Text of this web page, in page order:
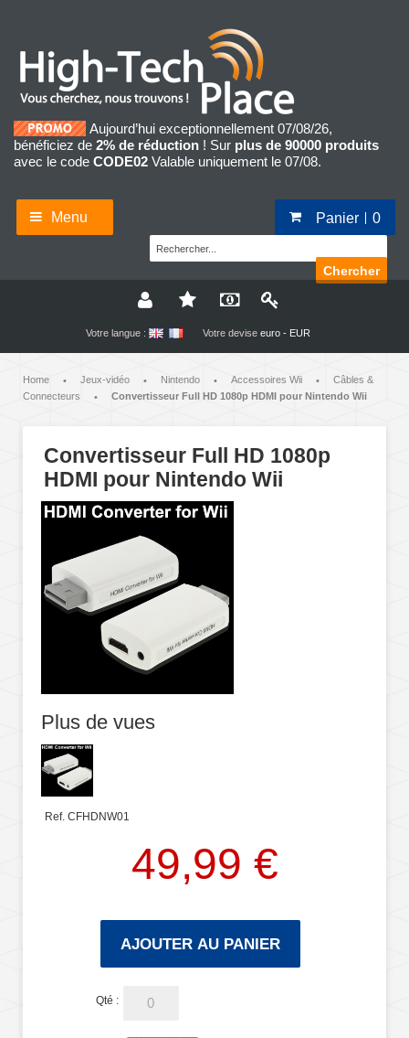
Aujourd’hui exceptionnellement 07/08/26,
bénéficiez de 2% de réduction ! Sur plus de 90000 produits
avec le code CODE02 Valable uniquement le 07/08.
Menu Panier 0
Chercher
Votre langue : Votre devise euro - EUR
Home • Jeux-vidéo • Nintendo • Accessoires Wii •
Câbles &
Connecteurs
• Convertisseur Full HD 1080p HDMI pour Nintendo Wii
Convertisseur Full HD 1080p
HDMI pour Nintendo Wii
Plus de vues
Ref. CFHDNW01
49,99 €
AJOUTER AU PANIER
Qté :